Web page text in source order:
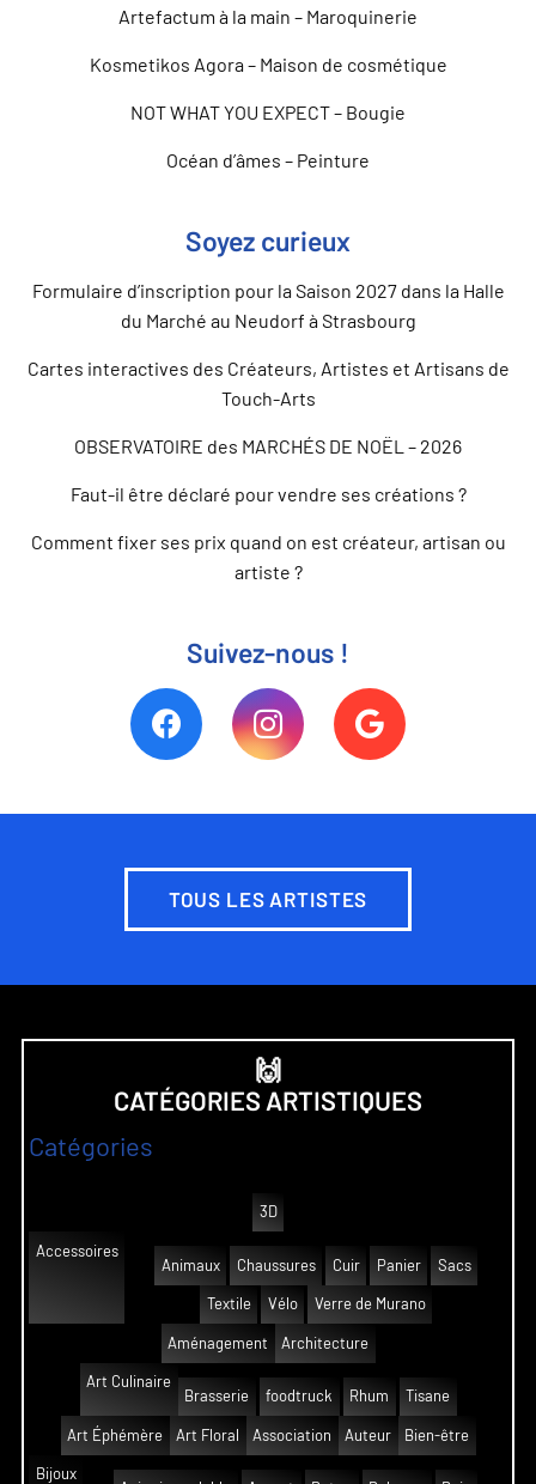
Artefactum à la main – Maroquinerie
Kosmetikos Agora – Maison de cosmétique
NOT WHAT YOU EXPECT – Bougie
Océan d’âmes – Peinture
Soyez curieux
Formulaire d’inscription pour la Saison 2027 dans la Halle
du Marché au Neudorf à Strasbourg
Cartes interactives des Créateurs, Artistes et Artisans de
Touch-Arts
OBSERVATOIRE des MARCHÉS DE NOËL – 2026
Faut-il être déclaré pour vendre ses créations ?
Comment fixer ses prix quand on est créateur, artisan ou
artiste ?
Suivez-nous !
TOUS LES ARTISTES
🙌
CATÉGORIES ARTISTIQUES
Catégories
3D
Accessoires
Animaux
Chaussures Cuir Panier Sacs
Textile Vélo Verre de Murano
Aménagement Architecture
Art Culinaire
Brasserie
foodtruck Rhum Tisane
Art Éphémère Art Floral Association Auteur Bien-être
Bijoux